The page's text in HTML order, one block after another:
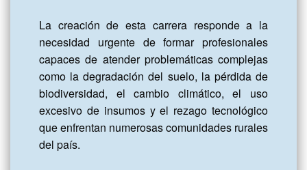
La creación de esta carrera responde a la
necesidad urgente de formar profesionales
capaces de atender problemáticas complejas
como la degradación del suelo, la pérdida de
biodiversidad, el cambio climático, el uso
excesivo de insumos y el rezago tecnológico
que enfrentan numerosas comunidades rurales
del país.